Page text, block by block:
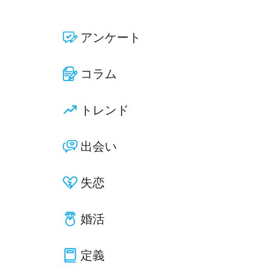
アンケート
コラム
トレンド
出会い
失恋
婚活
定義